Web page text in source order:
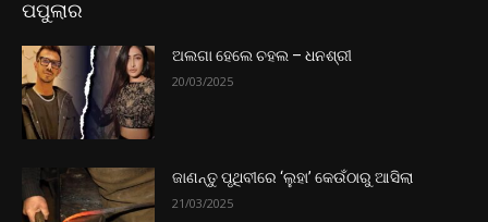
ପପୁଲାର
ଅଲଗା ହେଲେ ଚହଲ – ଧନଶ୍ରୀ
20/03/2025
ଜାଣନ୍ତୁ ପୃଥିବୀରେ ‘ଲୁହା’ କେଉଁଠାରୁ ଆସିଲା
21/03/2025